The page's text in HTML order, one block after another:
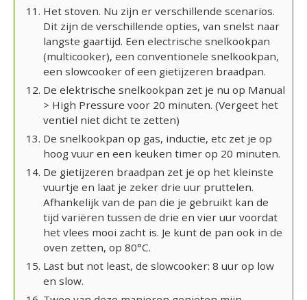
Het stoven. Nu zijn er verschillende scenarios.
Dit zijn de verschillende opties, van snelst naar
langste gaartijd. Een electrische snelkookpan
(multicooker), een conventionele snelkookpan,
een slowcooker of een gietijzeren braadpan.
De elektrische snelkookpan zet je nu op Manual
> High Pressure voor 20 minuten. (Vergeet het
ventiel niet dicht te zetten)
De snelkookpan op gas, inductie, etc zet je op
hoog vuur en een keuken timer op 20 minuten.
De gietijzeren braadpan zet je op het kleinste
vuurtje en laat je zeker drie uur pruttelen.
Afhankelijk van de pan die je gebruikt kan de
tijd variëren tussen de drie en vier uur voordat
het vlees mooi zacht is. Je kunt de pan ook in de
oven zetten, op 80°C.
Last but not least, de slowcooker: 8 uur op low
en slow.